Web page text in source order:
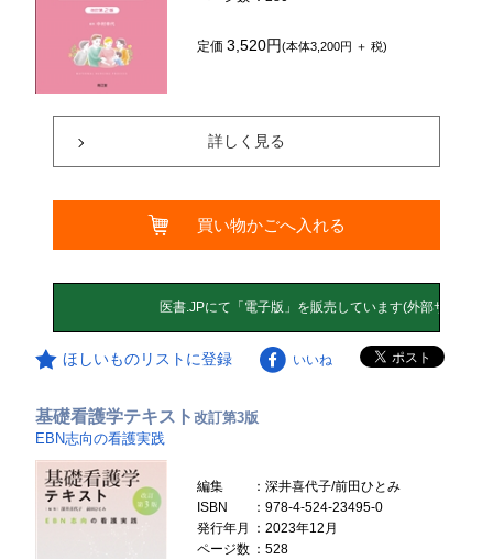
定価3,520円(本体3,200円 ＋ 税)
詳しく見る
買い物かごへ入れる
ほしいものリストに登録 いいね
基礎看護学テキスト改訂第3版
EBN志向の看護実践
編集
：深井喜代子/前田ひとみ
ISBN
：978-4-524-23495-0
発行年月
：2023年12月
ページ数 ：528